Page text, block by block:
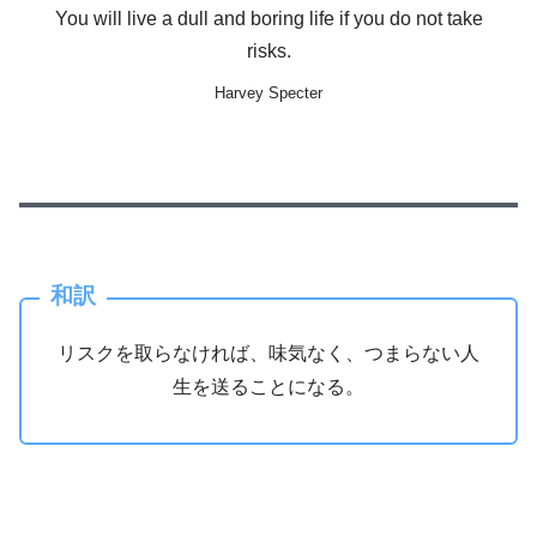
You will live a dull and boring life if you do not take
risks.
Harvey Specter
和訳
リスクを取らなければ、味気なく、つまらない人
生を送ることになる。